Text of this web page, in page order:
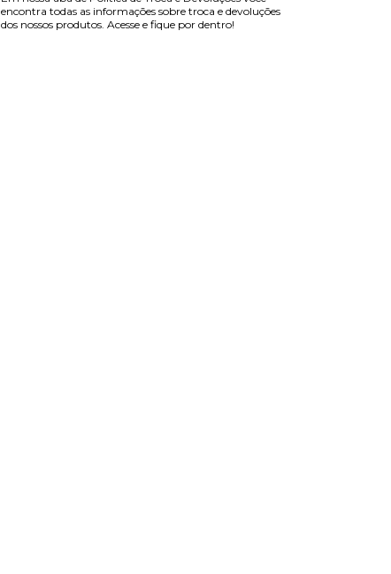
encontra todas as informações sobre troca e devoluções
dos nossos produtos. Acesse e fique por dentro!